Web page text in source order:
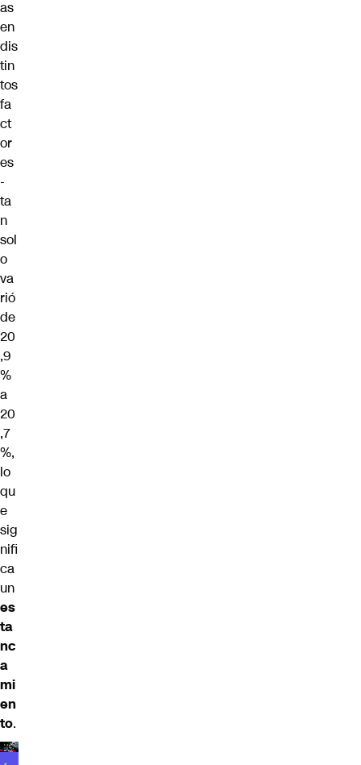
as
en
dis
tin
tos
fa
ct
or
es
-
ta
n
sol
o
va
rió
de
20
,9
%
a
20
,7
%,
lo
qu
e
sig
nifi
ca
un
es
ta
nc
a
mi
en
to.